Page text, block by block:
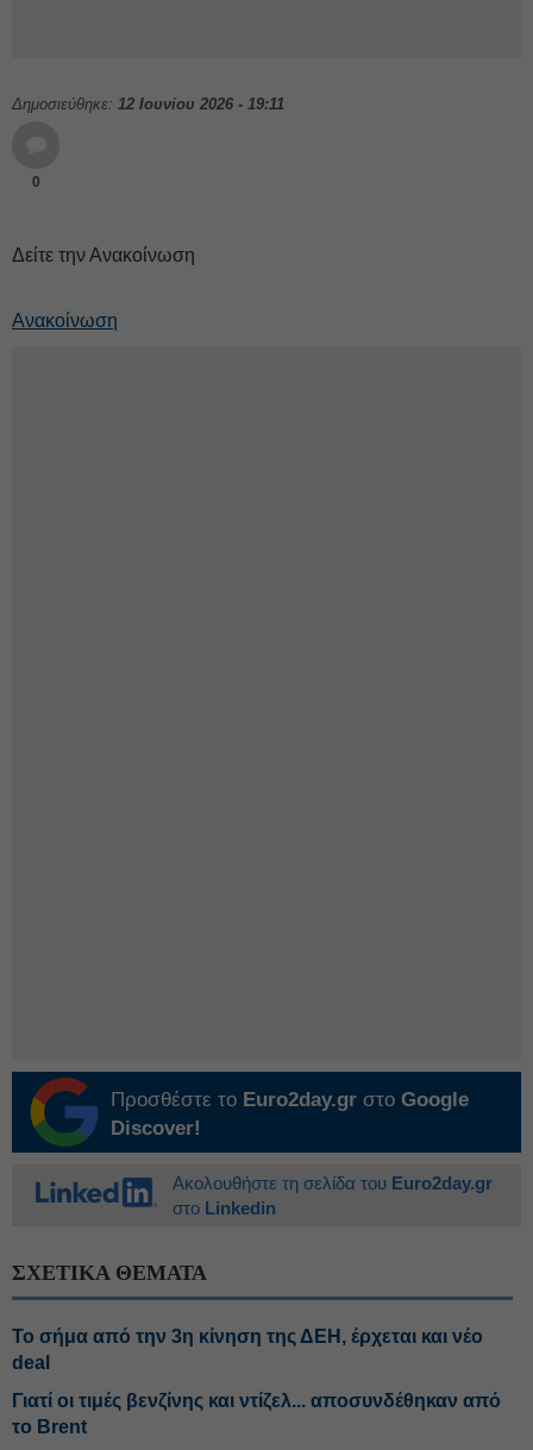
Δημοσιεύθηκε: 12 Ιουνίου 2026 - 19:11
0
Δείτε την Ανακοίνωση
Ανακοίνωση
Προσθέστε το Euro2day.gr στο Google
Discover!
Ακολουθήστε τη σελίδα του Euro2day.gr
στο Linkedin
ΣΧΕΤΙΚΑ ΘΕΜΑΤΑ
Το σήμα από την 3η κίνηση της ΔΕΗ, έρχεται και νέο
deal
Γιατί οι τιμές βενζίνης και ντίζελ... αποσυνδέθηκαν από
το Brent